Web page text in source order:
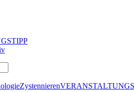
Zystennieren